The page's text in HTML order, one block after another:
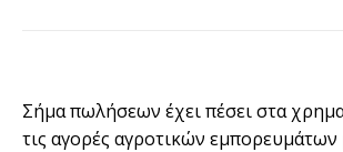
Σήμα πωλήσεων έχει πέσει στα
τις αγορές αγροτικών